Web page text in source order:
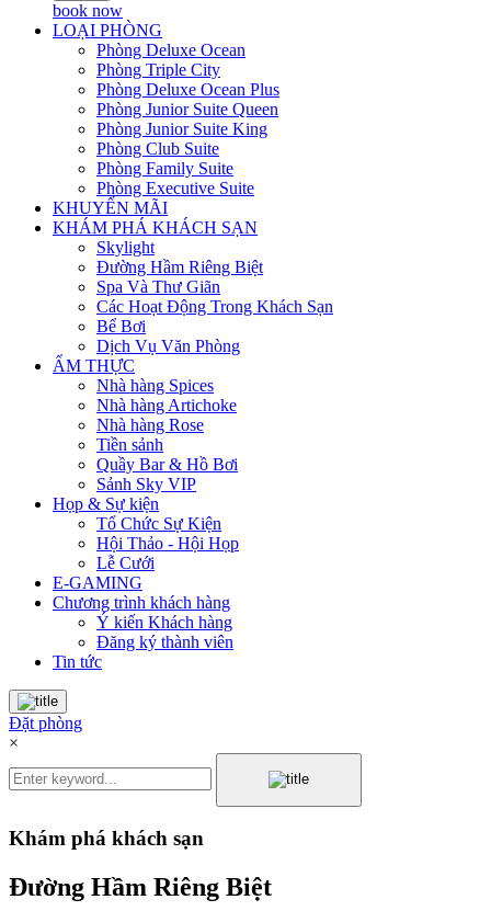
book now
LOẠI PHÒNG
Phòng Deluxe Ocean
Phòng Triple City
Phòng Deluxe Ocean Plus
Phòng Junior Suite Queen
Phòng Junior Suite King
Phòng Club Suite
Phòng Family Suite
Phòng Executive Suite
KHUYẾN MÃI
KHÁM PHÁ KHÁCH SẠN
Skylight
Đường Hầm Riêng Biệt
Spa Và Thư Giãn
Các Hoạt Động Trong Khách Sạn
Bể Bơi
Dịch Vụ Văn Phòng
ẨM THỰC
Nhà hàng Spices
Nhà hàng Artichoke
Nhà hàng Rose
Tiền sảnh
Quầy Bar & Hồ Bơi
Sảnh Sky VIP
Họp & Sự kiện
Tổ Chức Sự Kiện
Hội Thảo - Hội Họp
Lễ Cưới
E-GAMING
Chương trình khách hàng
Ý kiến Khách hàng
Đăng ký thành viên
Tin tức
Đặt phòng
×
Khám phá khách sạn
Đường Hầm Riêng Biệt